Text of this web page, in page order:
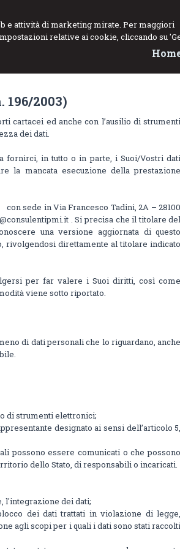
e attività di marketing mirate. Per maggiori
relative ai cookie, cliccando su
196/2003)
cartacei ed anche con l’ausilio di strumenti
dei dati.
fornirci, in tutto o in parte, i Suoi/Vostri dati
la mancata esecuzione della prestazione
sede in Via Francesco Tadini, 2A – 28100
. Si precisa che il titolare del
una versione aggiornata di questo
rivolgendosi direttamente al titolare indicato
per far valere i Suoi diritti, così come
viene sotto riportato.
di dati personali che lo riguardano, anche
di strumenti elettronici;
designato ai sensi dell’articolo 5,
possono essere comunicati o che possono
dello Stato, di responsabili o incaricati.
l'integrazione dei dati;
dei dati trattati in violazione di legge,
agli scopi per i quali i dati sono stati raccolti